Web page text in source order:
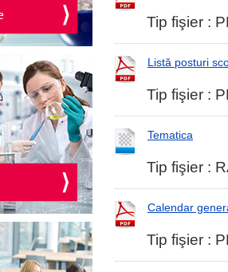
Tip fişier :
Listă posturi
Tip fişier :
Tematica
Tip fişier :
Calendar
Tip fişier :